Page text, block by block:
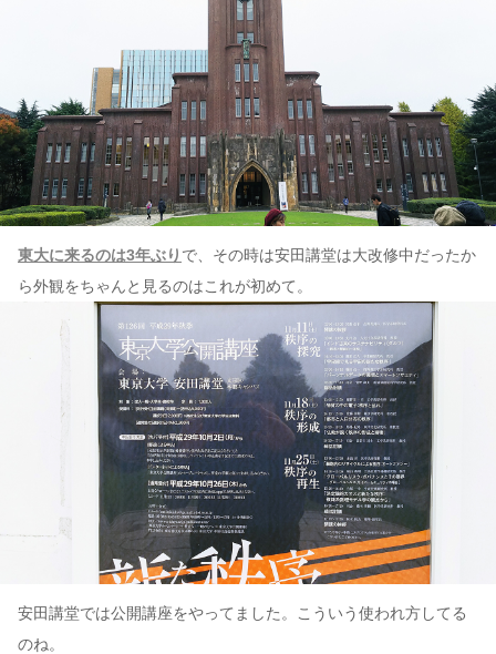
東大に来るのは3年ぶり で、その時は安田講堂は大改修中だったか
ら外観をちゃんと見るのはこれが初めて。
安田講堂では公開講座をやってました。こういう使われ方してる
のね。